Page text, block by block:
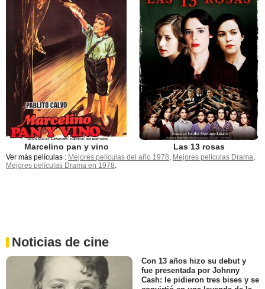
Marcelino pan y vino Las 13 rosas
Ver más películas : Mejores películas del año 1978, Mejores películas Drama,
Mejores películas Drama en 1978.
Noticias de cine
Con 13 años hizo su debut y
fue presentada por Johnny
Cash: le pidieron tres bises y se